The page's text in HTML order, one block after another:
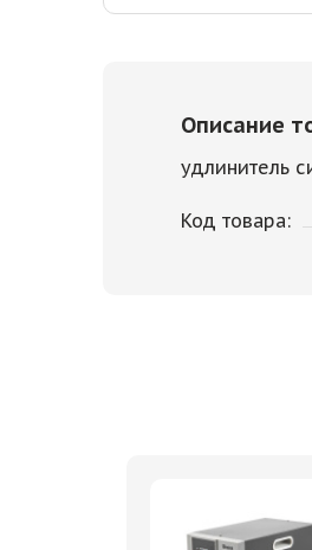
Описание
удлинитель
Код товара: